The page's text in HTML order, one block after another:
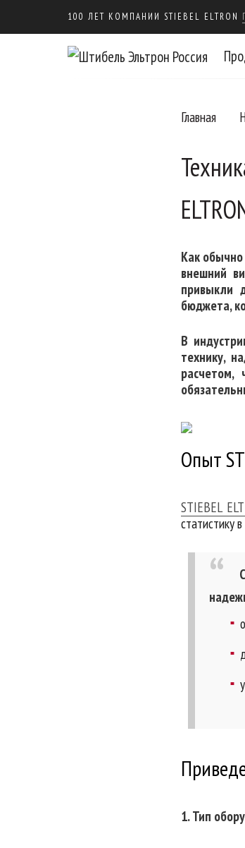
100 ЛЕТ КОМПАНИИ STIEBEL ELTRON
Главная
Как
внешний
привыкли
бюджета,
В
технику,
расчетом,
Опыт
STIEBEL
статистику
1. Тип